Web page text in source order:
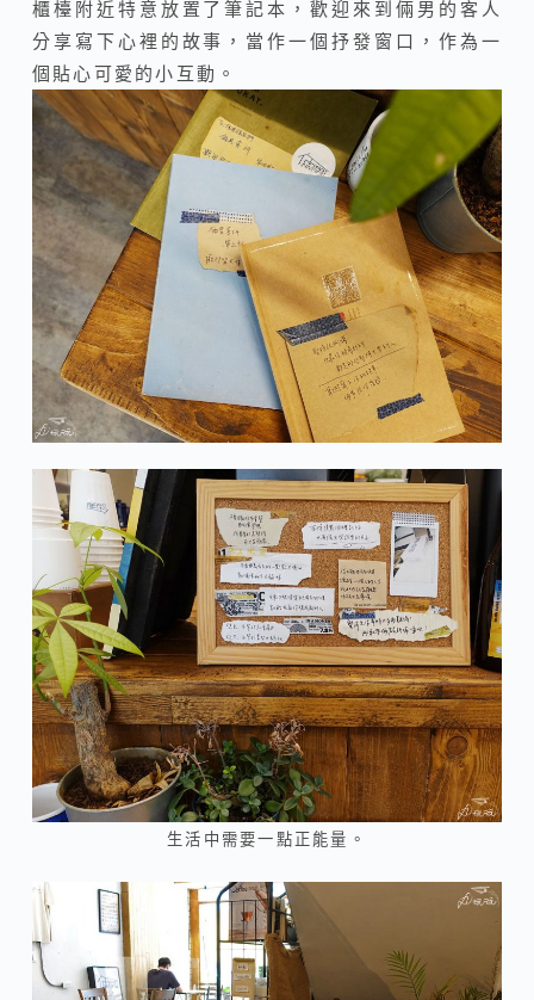
櫃檯附近特意放置了筆記本，歡迎來到倆男的客人
分享寫下心裡的故事，當作一個抒發窗口，作為一
個貼心可愛的小互動。
生活中需要一點正能量。